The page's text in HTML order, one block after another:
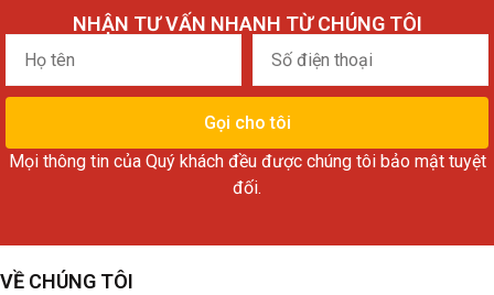
NHẬN TƯ VẤN NHANH TỪ CHÚNG TÔI
Họ
tên
điện
thoại
Gọi cho tôi
Mọi thông tin của Quý khách đều được chúng tôi bảo mật tuyệt
đối.
VỀ CHÚNG TÔI